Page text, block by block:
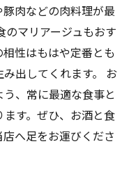
肉などの肉料理が最
のマリアージュもおす
性はもはや定番とも
出してくれます。 お
、常に最適な食事と
す。ぜひ、お酒と食
へ足をお運びくださ